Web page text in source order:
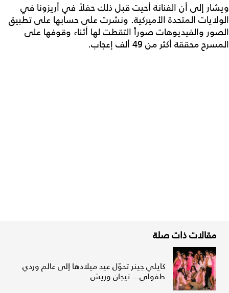
ويشار إلى أن الفنانة أحيت قبل ذلك حفلاً في أريزونا في
الولايات المتحدة الأميركية. ونشرت على حسابها على تطبيق
الصور والفيديوهات صوراً التقطت لها أثناء وقوفها على
المسرح محققة أكثر من 49 ألف إعجاب.
مقالات ذات صلة
كايلي جينر تحوّل عيد ميلادها إلى عالم وردي
طفولي... تيجان وريش